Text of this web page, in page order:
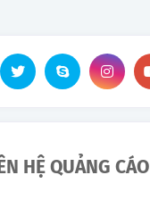
HỆ QUẢNG CÁO